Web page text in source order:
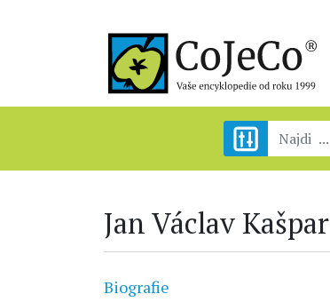
Jan Václav Kašpar
Biografie